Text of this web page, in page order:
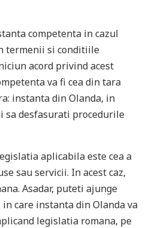
competenta in cazul
termenii si conditiile
acord privind acest
va fi cea din tara
instanta din Olanda, in
sa desfasurati procedurile
aplicabila este cea a
sau servicii. In acest caz,
Asadar, puteti ajunge
care instanta din Olanda va
legislatia romana, pe